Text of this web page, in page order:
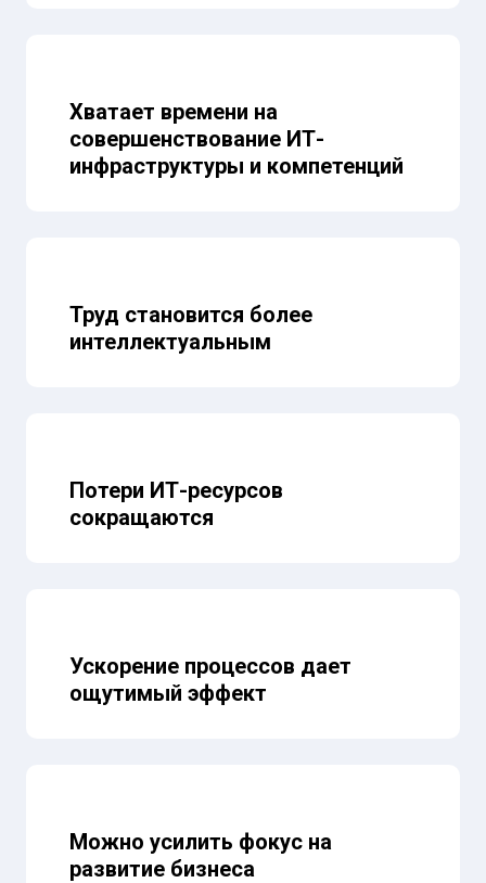
Хватает времени на
совершенствование ИТ-
инфраструктуры и компетенций
Труд становится более
интеллектуальным
Потери ИТ-ресурсов
сокращаются
Ускорение процессов дает
ощутимый эффект
Можно усилить фокус на
развитие бизнеса